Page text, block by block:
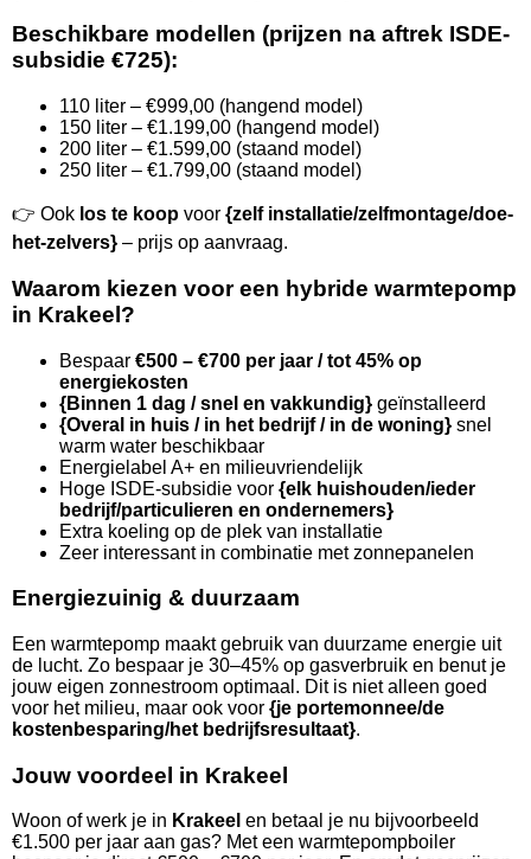
Beschikbare modellen (prijzen na aftrek ISDE-
subsidie €725):
110 liter – €999,00 (hangend model)
150 liter – €1.199,00 (hangend model)
200 liter – €1.599,00 (staand model)
250 liter – €1.799,00 (staand model)
👉 Ook los te koop voor {zelf installatie/zelfmontage/doe-
het-zelvers} – prijs op aanvraag.
Waarom kiezen voor een hybride warmtepomp
in Krakeel?
Bespaar €500 – €700 per jaar / tot 45% op
energiekosten
{Binnen 1 dag / snel en vakkundig} geïnstalleerd
{Overal in huis / in het bedrijf / in de woning} snel
warm water beschikbaar
Energielabel A+ en milieuvriendelijk
Hoge ISDE-subsidie voor {elk huishouden/ieder
bedrijf/particulieren en ondernemers}
Extra koeling op de plek van installatie
Zeer interessant in combinatie met zonnepanelen
Energiezuinig & duurzaam
Een warmtepomp maakt gebruik van duurzame energie uit
de lucht. Zo bespaar je 30–45% op gasverbruik en benut je
jouw eigen zonnestroom optimaal. Dit is niet alleen goed
voor het milieu, maar ook voor {je portemonnee/de
kostenbesparing/het bedrijfsresultaat}.
Jouw voordeel in Krakeel
Woon of werk je in Krakeel en betaal je nu bijvoorbeeld
€1.500 per jaar aan gas? Met een warmtepompboiler